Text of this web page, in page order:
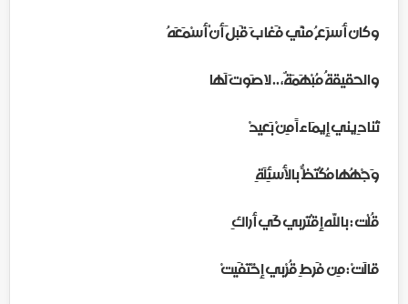
وكان أَسرَعُ منِّي فَغابَ قَبلَ أنْ أسْمَعَهُ
والحقيقةُ مُبْهَمَةٌ، .. لا صَوتَ لَها
تُنادِيني إيمَاءاً مِنْ بَعيدْ
وَجْهُها مُكْتَظٌّ بالأسئِلَةِ
قُلْت : بالله إقْتَربي كَي أراكِ
قالَتْ : مِن فَرطِ قُرْبي إخْتَفَيتْ